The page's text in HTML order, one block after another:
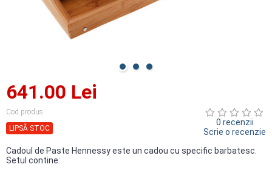
641.00 Lei
Cod produs
LIPSĂ STOC
0 recenzii
Scrie o recenzie
Cadoul de Paste Hennessy este un cadou cu specific barbatesc.
Setul contine: